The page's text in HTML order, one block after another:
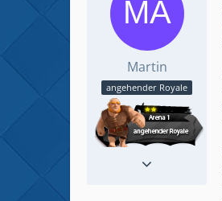
Martin
angehender Royale